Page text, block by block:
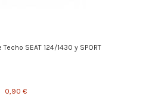
SEAT 124/1430 y SPORT
0,90 €